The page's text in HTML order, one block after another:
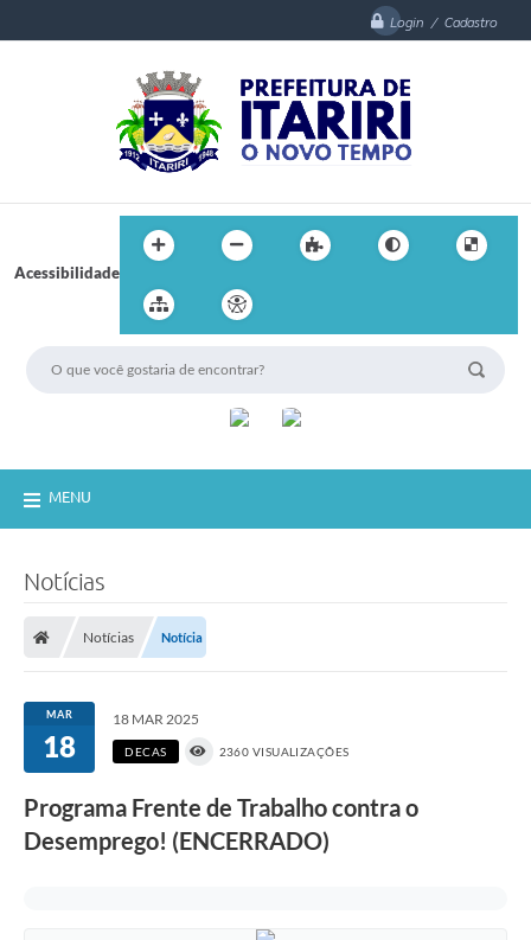
Login / Cadastro
Acessibilidade
MENU
Notícias
Notícias Notícia
MAR
18
18 MAR 2025
DECAS 2360 VISUALIZAÇÕES
Programa Frente de Trabalho contra o
Desemprego! (ENCERRADO)